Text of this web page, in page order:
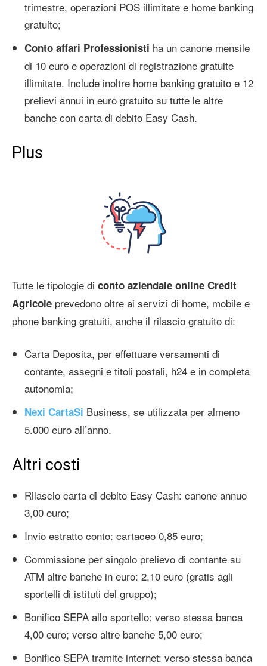
trimestre, operazioni POS illimitate e home banking
gratuito;
Conto affari Professionisti ha un canone mensile
di 10 euro e operazioni di registrazione gratuite
illimitate. Include inoltre home banking gratuito e 12
prelievi annui in euro gratuito su tutte le altre
banche con carta di debito Easy Cash.
Plus
Tutte le tipologie di conto aziendale online Credit
Agricole prevedono oltre ai servizi di home, mobile e
phone banking gratuiti, anche il rilascio gratuito di:
Carta Deposita, per effettuare versamenti di
contante, assegni e titoli postali, h24 e in completa
autonomia;
Nexi CartaSi Business, se utilizzata per almeno
5.000 euro all’anno.
Altri costi
Rilascio carta di debito Easy Cash: canone annuo
3,00 euro;
Invio estratto conto: cartaceo 0,85 euro;
Commissione per singolo prelievo di contante su
ATM altre banche in euro: 2,10 euro (gratis agli
sportelli di istituti del gruppo);
Bonifico SEPA allo sportello: verso stessa banca
4,00 euro; verso altre banche 5,00 euro;
Bonifico SEPA tramite internet: verso stessa banca